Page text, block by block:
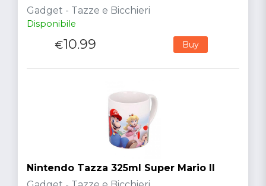
Gadget - Tazze e Bicchieri
Disponibile
€10.99 Buy
Nintendo Tazza 325ml Super Mario II